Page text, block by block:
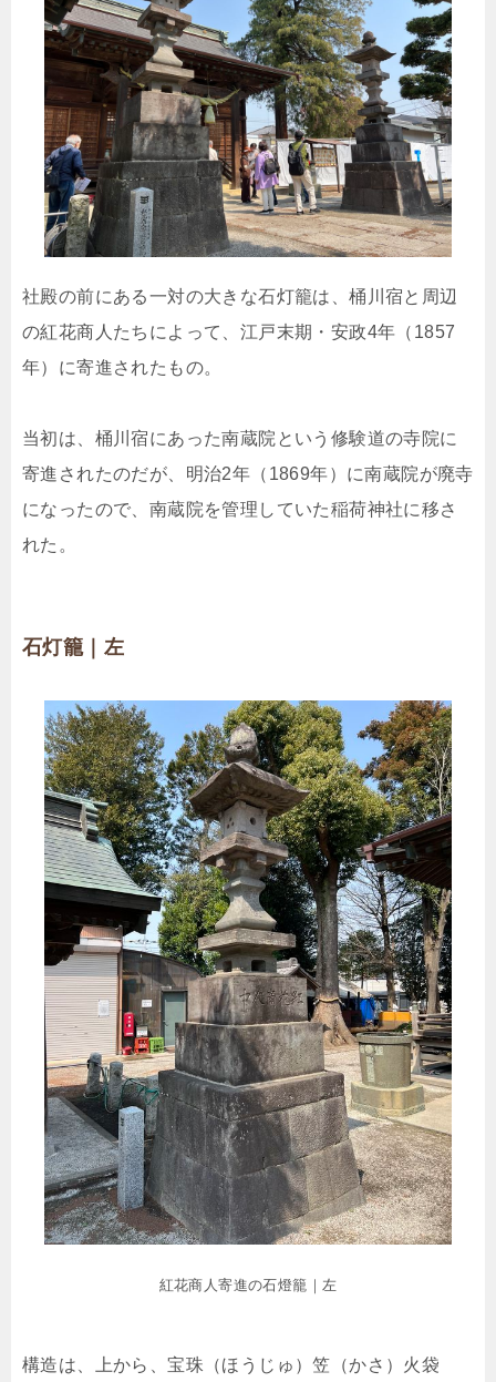
社殿の前にある一対の大きな石灯籠は、桶川宿と周辺
の紅花商人たちによって、江戸末期・安政4年（1857
年）に寄進されたもの。
当初は、桶川宿にあった南蔵院という修験道の寺院に
寄進されたのだが、明治2年（1869年）に南蔵院が廃寺
になったので、南蔵院を管理していた稲荷神社に移さ
れた。
石灯籠｜左
紅花商人寄進の石燈籠｜左
構造は、上から、宝珠（ほうじゅ）笠（かさ）火袋